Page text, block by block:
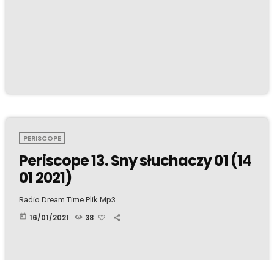
PERISCOPE
Periscope 13. Sny słuchaczy 01 (14
01 2021)
Radio Dream Time Plik Mp3.
today 16/01/2021 38